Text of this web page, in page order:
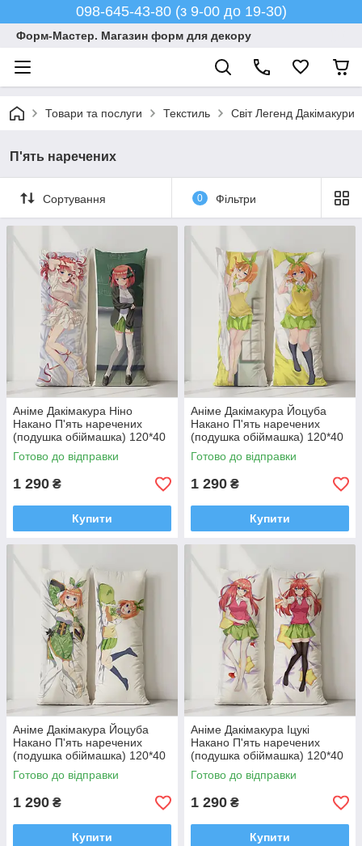
098-645-43-80 (з 9-00 до 19-30)
Форм-Мастер. Магазин форм для декору
Товари та послуги Текстиль Світ Легенд Дакімакури
П'ять наречених
Сортування 0 Фільтри
Аніме Дакімакура Ніно
Накано П'ять наречених
(подушка обіймашка) 120*40
см
Готово до відправки
1 290 ₴
Купити
Аніме Дакімакура Йоцуба
Накано П'ять наречених
(подушка обіймашка) 120*40
см
Готово до відправки
1 290 ₴
Купити
Аніме Дакімакура Йоцуба
Накано П'ять наречених
(подушка обіймашка) 120*40
см
Готово до відправки
1 290 ₴
Купити
Аніме Дакімакура Іцукі
Накано П'ять наречених
(подушка обіймашка) 120*40
см
Готово до відправки
1 290 ₴
Купити